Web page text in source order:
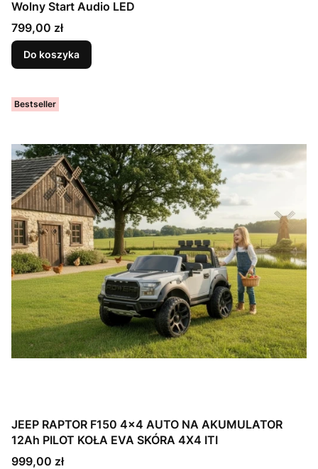
Wolny Start Audio LED
Cena
799,00 zł
Do koszyka
Bestseller
JEEP RAPTOR F150 4x4 AUTO NA AKUMULATOR
12Ah PILOT KOŁA EVA SKÓRA 4X4 ITI
Cena
999,00 zł